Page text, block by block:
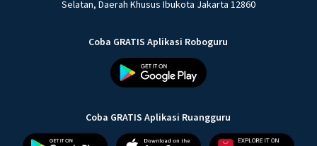
Selatan, Daerah Khusus Ibukota Jakarta 12860
Coba GRATIS Aplikasi Roboguru
Coba GRATIS Aplikasi Ruangguru